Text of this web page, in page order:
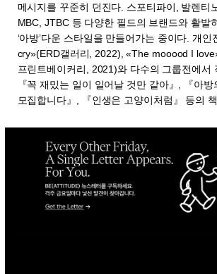
메시지를 꾸준히 던진다. 스포티파이, 발렌티
MBC, JTBC 등 다양한 필드의 브랜드와 활발
‘아방’다운 스타일을 만들어가는 중이다. 개인
cry»(ERD갤러리, 2022), «The mooood I
프린트베이커리, 2021)와 다수의 그룹전에서
『꼭 재밌는 일이 일어날 것만 같아』, 『아
모집합니다』, 『인생은 고양이처럼』 등의